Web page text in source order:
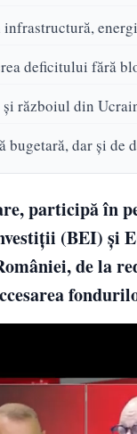
deficitului fără
războiul din
bugetară, dar și de
participă în
(BEI) și
de la